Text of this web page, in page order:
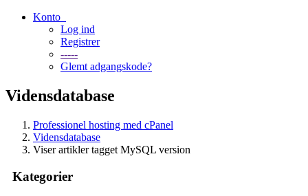
Konto
Log ind
Registrer
-----
Glemt adgangskode?
Vidensdatabase
Professionel hosting med cPanel
Vidensdatabase
Viser artikler tagget MySQL version
Kategorier